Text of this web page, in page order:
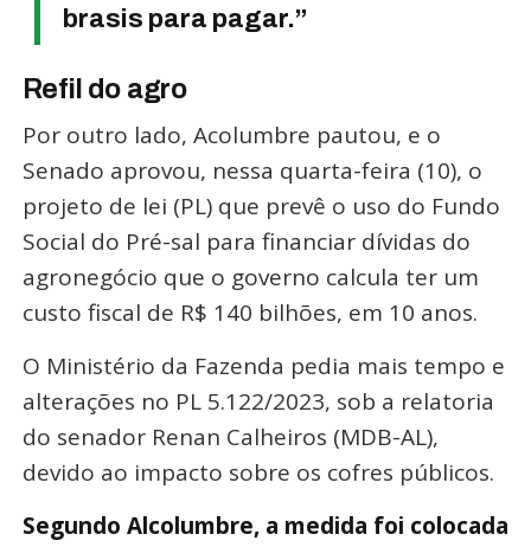
brasis para pagar.”
Refil do agro
Por outro lado, Acolumbre pautou, e o
Senado aprovou, nessa quarta-feira (10), o
projeto de lei (PL) que prevê o uso do Fundo
Social do Pré-sal para financiar dívidas do
agronegócio que o governo calcula ter um
custo fiscal de R$ 140 bilhões, em 10 anos.
O Ministério da Fazenda pedia mais tempo e
alterações no PL 5.122/2023, sob a relatoria
do senador Renan Calheiros (MDB-AL),
devido ao impacto sobre os cofres públicos.
Segundo Alcolumbre, a medida foi colocada